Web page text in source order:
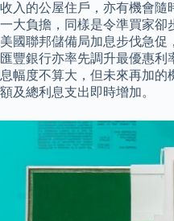
收入的公屋住戶，亦有機會隨
一大負擔，同樣是令準買家卻
美國聯邦儲備局加息步伐急促
匯豐銀行亦率先調升最優惠利
息幅度不算大，但未來再加的
額及總利息支出即時增加。